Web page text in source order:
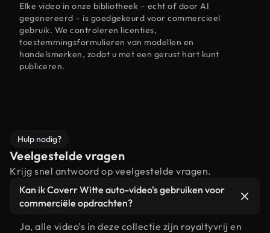
Elke video in onze bibliotheek – echt of door AI
gegenereerd – is goedgekeurd voor commercieel
gebruik. We controleren licenties,
toestemmingsformulieren van modellen en
handelsmerken, zodat u met een gerust hart kunt
publiceren.
Hulp nodig?
Veelgestelde vragen
Krijg snel antwoord op veelgestelde vragen.
Kan ik Coverr Witte auto-video's gebruiken voor
commerciële opdrachten?
Ja, alle video's in deze collectie zijn royaltyvrij en